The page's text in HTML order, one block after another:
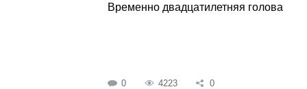
Временно двадцатилетняя голова
0 4223 0